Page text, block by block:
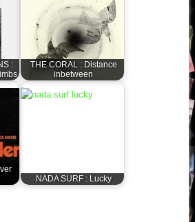
:
THE CORAL : Distance
inbetween
NADA SURF : Lucky